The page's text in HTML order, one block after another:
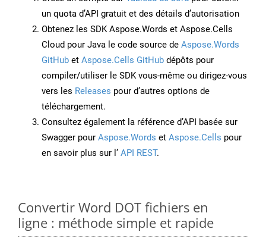
un quota d’API gratuit et des détails d’autorisation
Obtenez les SDK Aspose.Words et Aspose.Cells
Cloud pour Java le code source de Aspose.Words
GitHub et Aspose.Cells GitHub dépôts pour
compiler/utiliser le SDK vous-même ou dirigez-vous
vers les Releases pour d’autres options de
téléchargement.
Consultez également la référence d’API basée sur
Swagger pour Aspose.Words et Aspose.Cells pour
en savoir plus sur l’ API REST.
Convertir Word DOT fichiers en
ligne : méthode simple et rapide